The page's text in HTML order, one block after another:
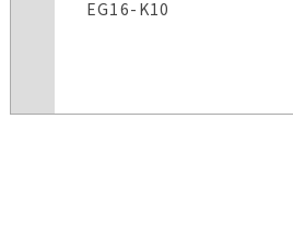
EG16-K10